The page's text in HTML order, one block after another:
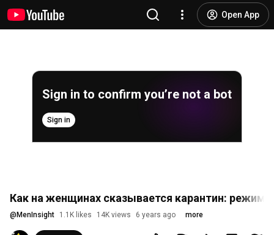
Open App
Sign in to confirm you’re not a bot
Sign in
Как на женщинах сказывается карантин: режим
@ MenInsight 1.1K likes 14K views 6 years ago more